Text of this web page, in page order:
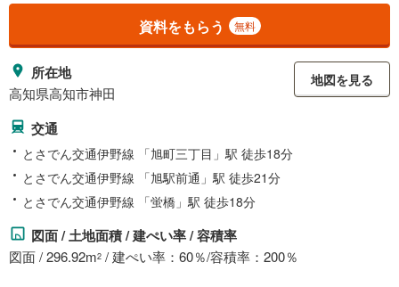
資料をもらう 無料
所在地
高知県高知市神田
地図を見る
交通
とさでん交通伊野線 「旭町三丁目」駅 徒歩18分
とさでん交通伊野線 「旭駅前通」駅 徒歩21分
とさでん交通伊野線 「蛍橋」駅 徒歩18分
図面 / 土地面積 / 建ぺい率 / 容積率
図面 / 296.92m2 / 建ぺい率：60％/容積率：200％